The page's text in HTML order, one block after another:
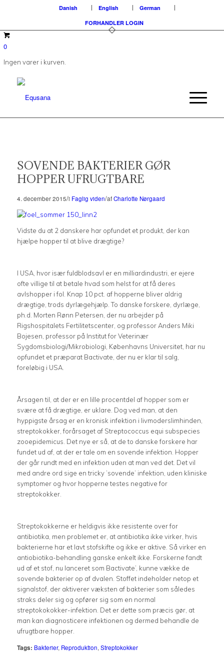
Danish English
German
FORHANDLER LOGIN
0
Ingen varer i kurven.
SOVENDE BAKTERIER GØR
HOPPER UFRUGTBARE
4. december 2015/i Faglig viden/afCharlotte Nørgaard
Vidste du at 2 danskere har opfundet et produkt, der kan
hjælpe hopper til at blive drægtige?
I USA, hvor især fuldblodsavl er en milliardindustri, er ejere
ofte villige til at betale hvad som helst for at få deres
avlshopper i fol. Knap 10 pct. af hopperne bliver aldrig
drægtige, trods dyrlægehjælp. To danske forskere, dyrlæge,
ph.d. Morten Rønn Petersen, der nu arbejder på
Rigshospitalets Fertilitetscenter, og professor Anders Miki
Bojesen, professor på Institut for Veterinær
Sygdomsbiologi/Mikrobiologi, Københavns Universitet, har nu
opfundet et præparat Bactivate, der nu er klar til salg,
foreløbig i USA.
Årsagen til, at der er en lille procentdel af hopper som er
svære at få drægtige, er uklare. Dog ved man, at den
hyppigste årsag er en kronisk infektion i livmoderslimhinden,
streptokokker, forårsaget af Streptococcus equi subspecies
zooepidemicus. Det nye er så, at de to danske forskere har
fundet ud af, at der er tale om en sovende infektion. Hopper
der går rundt med en infektion uden at man ved det. Det vil
med andre ord sige en tricky ’sovende’ infektion, uden kliniske
symptomer og hvor hopperne testes negative for
streptokokker.
Streptokokkerne er heldigvis ikke resistente over for
antibiotika, men problemet er, at antibiotika ikke virker, hvis
bakterierne har et lavt stofskifte og ikke er aktive. Så virker en
antiobiotika-behandling ganske enkelt ikke. Forskerne fandt
ud af et stof, nu lanceret som Bactivate’, kunne vække de
sovende bakterier op af dvalen. Stoffet indeholder netop et
signalstof, der aktiverer væksten af bakterier som således
straks deler sig og opfører sig som en normal
streptokokokker-infektion. Det er dette som præcis gør, at
man kan diagnosticere infektionen og dermed behandle de
ufrugtbare hopper.
Tags: Bakterier, Reproduktion,Streptokokker